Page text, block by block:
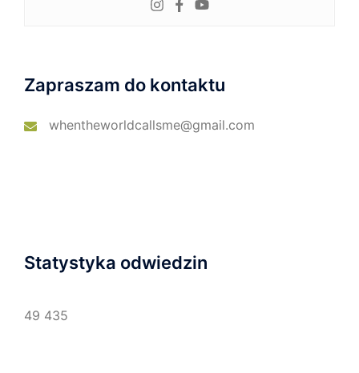
Zapraszam do kontaktu
whentheworldcallsme@gmail.com
Statystyka odwiedzin
49 435